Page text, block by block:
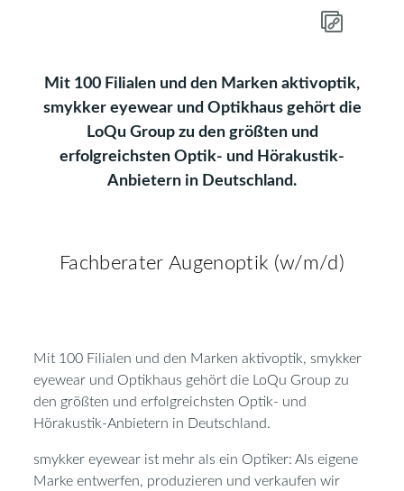
Mit 100 Filialen und den Marken aktivoptik,
smykker eyewear und Optikhaus gehört die
LoQu Group zu den größten und
erfolgreichsten Optik- und Hörakustik-
Anbietern in Deutschland.
Fachberater Augenoptik (w/m/d)
Mit 100 Filialen und den Marken aktivoptik, smykker
eyewear und Optikhaus gehört die LoQu Group zu
den größten und erfolgreichsten Optik- und
Hörakustik-Anbietern in Deutschland.
smykker eyewear ist mehr als ein Optiker: Als eigene
Marke entwerfen, produzieren und verkaufen wir